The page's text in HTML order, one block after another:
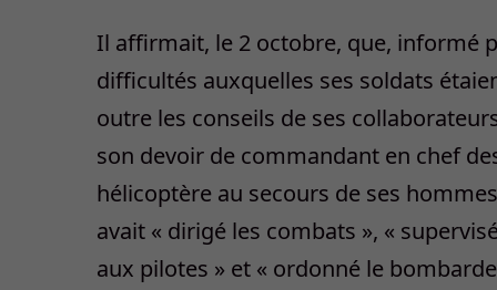
Il affirmait, le 2 octobre, que, informé
difficultés auxquelles ses soldats
outre les conseils de ses
son devoir de commandant en chef
hélicoptère au secours de ses
avait « dirigé les combats », «
aux pilotes » et « ordonné le